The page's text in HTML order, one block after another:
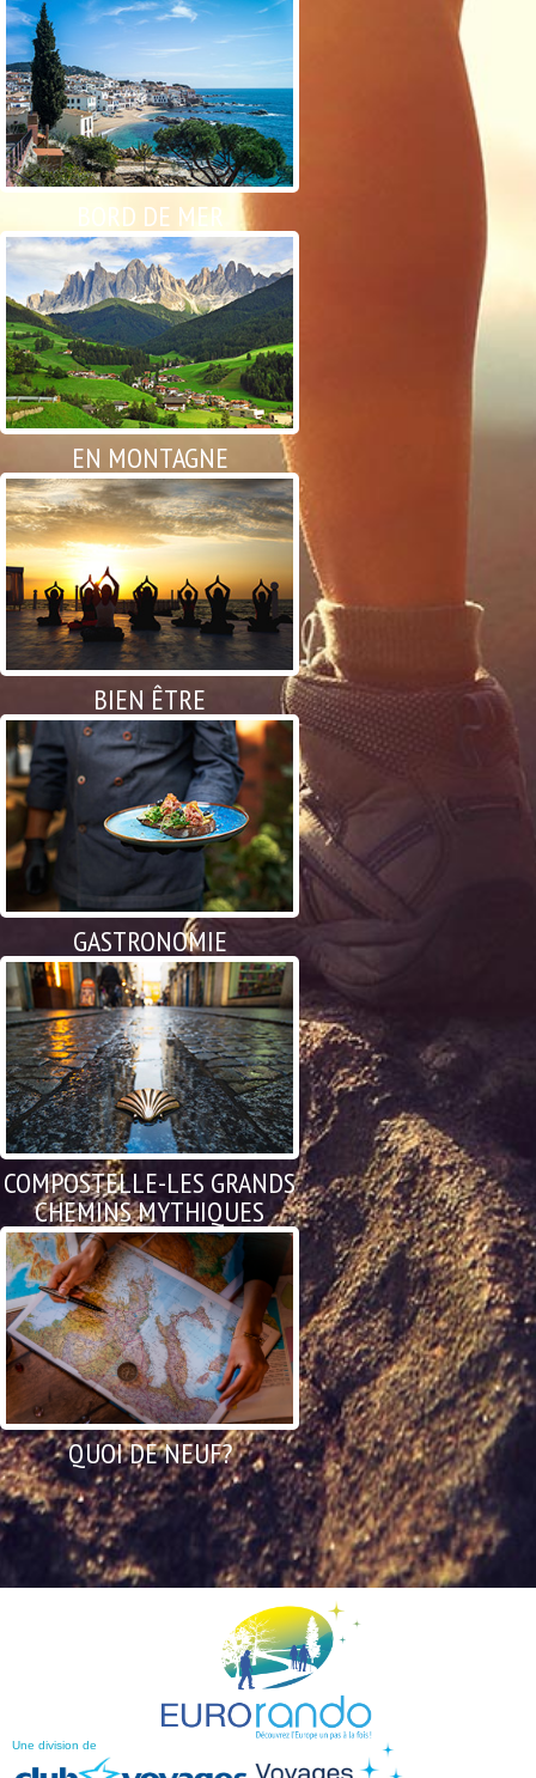
BORD DE MER
EN MONTAGNE
BIEN ÊTRE
GASTRONOMIE
COMPOSTELLE-LES GRANDS
CHEMINS MYTHIQUES
QUOI DE NEUF?
Une division de